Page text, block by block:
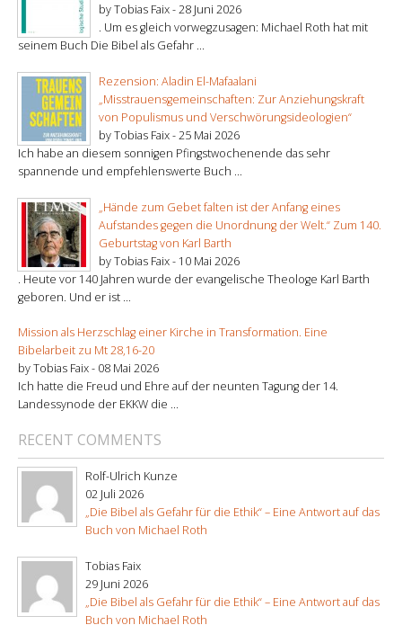
by Tobias Faix -28 Juni 2026
. Um es gleich vorwegzusagen: Michael Roth hat mit
seinem Buch Die Bibel als Gefahr ...
Rezension: Aladin El-Mafaalani
„Misstrauensgemeinschaften: Zur Anziehungskraft
von Populismus und Verschwörungsideologien“
by Tobias Faix -25 Mai 2026
Ich habe an diesem sonnigen Pfingstwochenende das sehr
spannende und empfehlenswerte Buch ...
„Hände zum Gebet falten ist der Anfang eines
Aufstandes gegen die Unordnung der Welt.“ Zum 140.
Geburtstag von Karl Barth
by Tobias Faix - 10 Mai 2026
. Heute vor 140 Jahren wurde der evangelische Theologe Karl Barth
geboren. Und er ist ...
Mission als Herzschlag einer Kirche in Transformation. Eine
Bibelarbeit zu Mt 28,16-20
by Tobias Faix - 08 Mai 2026
Ich hatte die Freud und Ehre auf der neunten Tagung der 14.
Landessynode der EKKW die ...
RECENT COMMENTS
Rolf-Ulrich Kunze
02 Juli 2026
„Die Bibel als Gefahr für die Ethik“ – Eine Antwort auf das
Buch von Michael Roth
Tobias Faix
29 Juni 2026
„Die Bibel als Gefahr für die Ethik“ – Eine Antwort auf das
Buch von Michael Roth